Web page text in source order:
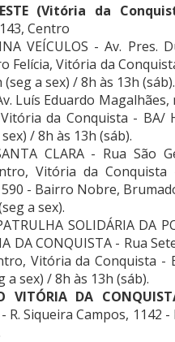
(Vitória da
Centro
VEÍCULOS - Av. Pres.
Felícia, Vitória da
(seg a sex) / 8h às 13h (sáb).
Luís Eduardo Magalhães,
da Conquista - BA/
/ 8h às 13h (sáb).
CLARA - Rua São
Vitória da Conquista
590 - Bairro Nobre,
a sex).
SOLIDÁRIA DA
DA CONQUISTA - Rua
Vitória da Conquista -
a sex) / 8h às 13h (sáb).
VITÓRIA DA
R. Siqueira Campos, 1142